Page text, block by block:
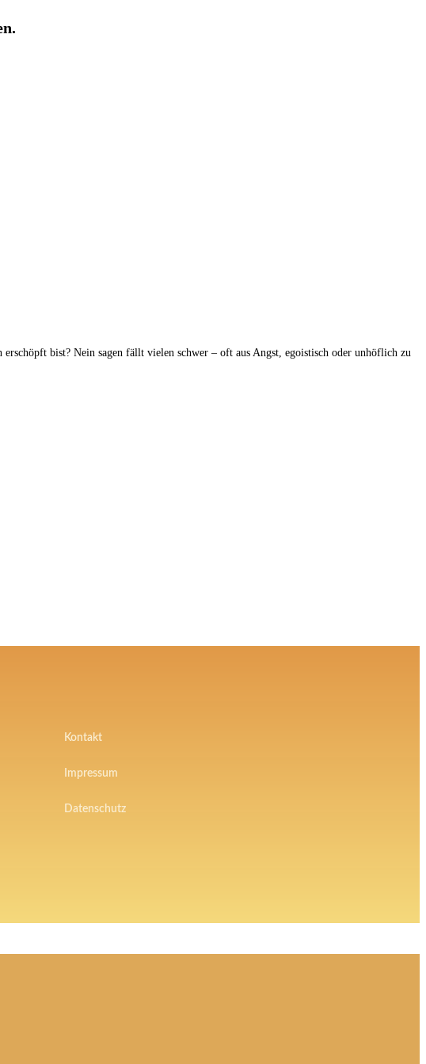
bist? Nein sagen fällt vielen schwer – oft aus Angst, egoistisch oder unhöflich zu
Kontakt
Impressum
Datenschutz